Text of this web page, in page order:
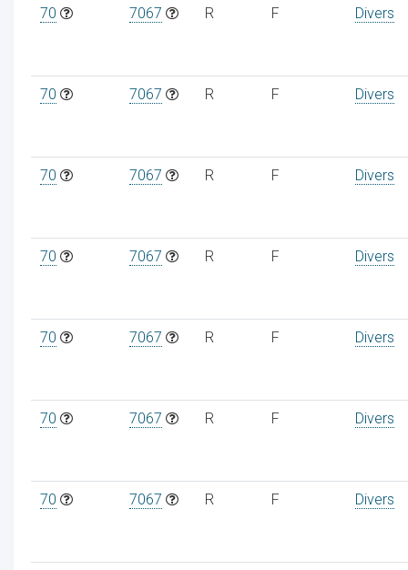
70 7067 R F Divers
70 7067 R F Divers
70 7067 R F Divers
70 7067 R F Divers
70 7067 R F Divers
70 7067 R F Divers
70 7067 R F Divers